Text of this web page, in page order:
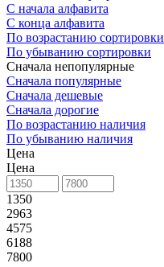
С начала алфавита
С конца алфавита
По возрастанию сортировки
По убыванию сортировки
Сначала непопулярные
Сначала популярные
Сначала дешевые
Сначала дорогие
По возрастанию наличия
По убыванию наличия
Цена
Цена
1350
2963
4575
6188
7800